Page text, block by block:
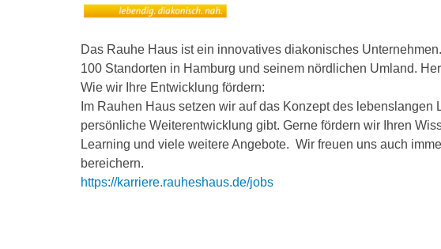
Das Rauhe Haus ist ein innovatives diakonisches
100 Standorten in Hamburg und seinem nördlichen Umland.
Wie wir Ihre Entwicklung fördern:
Im Rauhen Haus setzen wir auf das Konzept des
persönliche Weiterentwicklung gibt. Gerne fördern wir Ihren
Learning und viele weitere Angebote. Wir freuen uns auch
bereichern.
https://karriere.rauheshaus.de/jobs